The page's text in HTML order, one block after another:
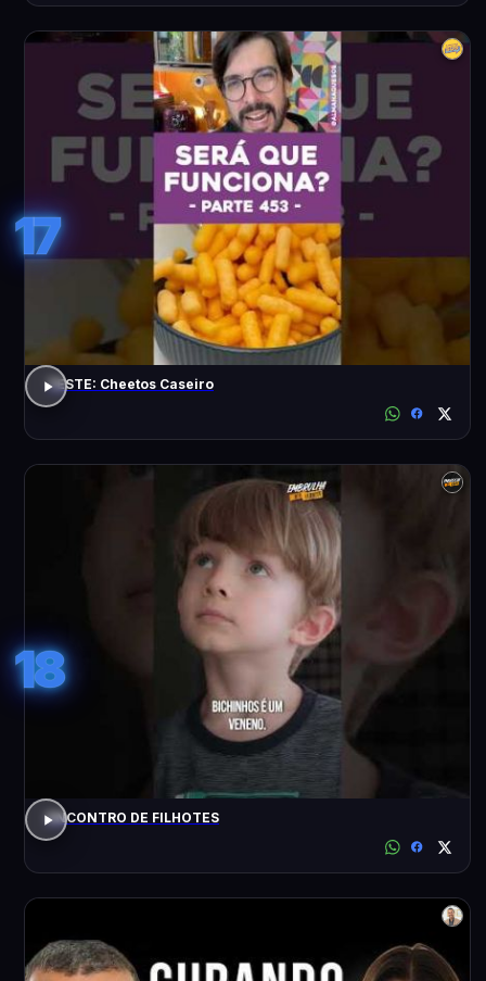
17
TESTE: Cheetos Caseiro
18
ENCONTRO DE FILHOTES